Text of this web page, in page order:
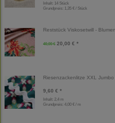
Inhalt: 14 Stück
Grundpreis: 1,35 € / Stück
Reststück Viskosetwill -
40,00 € 20,00 € *
Riesenzackenlitze XXL
9,60 € *
Inhalt: 2,4 m
Grundpreis: 4,00 € / m